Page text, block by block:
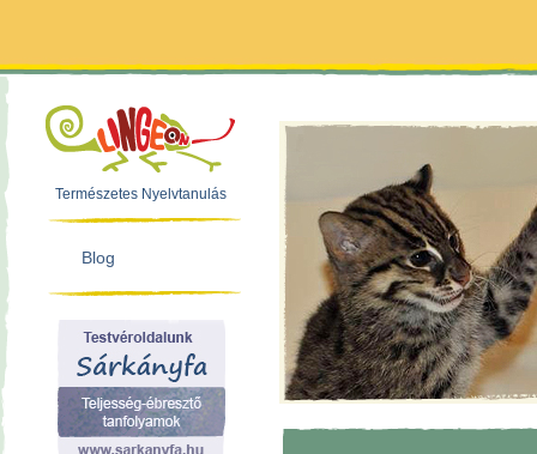
Természetes Nyelvtanulás
Blog